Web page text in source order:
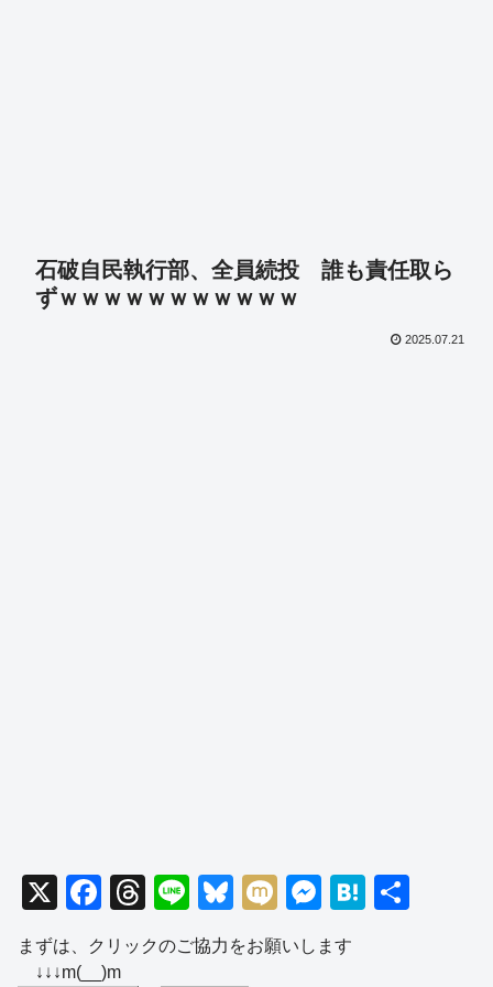
石破自民執行部、全員続投 誰も責任取ら
ずｗｗｗｗｗｗｗｗｗｗｗ
2025.07.21
X
F
a
c
T
hr
e
Li
n
e
Bl
u
e
M
ixi
M
e
ss
H
まずは、クリックのご協力をお願いします
↓↓↓m(__)m